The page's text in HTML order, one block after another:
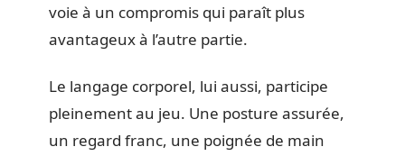
voie à un compromis qui paraît plus
avantageux à l’autre partie.
Le langage corporel, lui aussi, participe
pleinement au jeu. Une posture assurée,
un regard franc, une poignée de main